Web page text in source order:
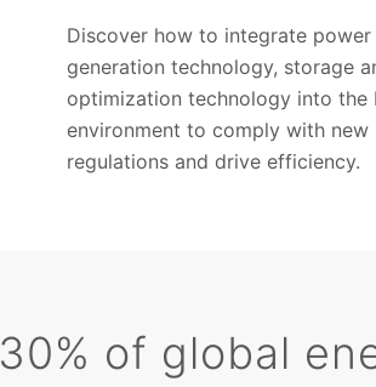
Discover how to integrate power
generation technology, storage
optimization technology into the
environment to comply with new
regulations and drive efficiency.
30% of global